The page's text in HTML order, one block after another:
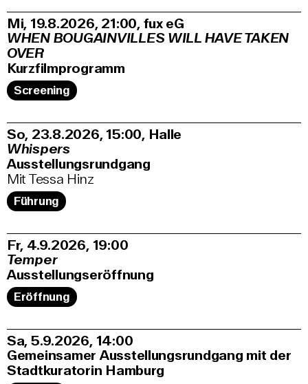
Mi, 19.8.2026 21:00, fux eG
WHEN BOUGAINVILLES WILL HAVE TAKEN
OVER
Kurzfilmprogramm
Screening
So, 23.8.2026 15:00, Halle
Whispers
Ausstellungsrundgang
Mit Tessa Hinz
Führung
Fr, 4.9.2026 19:00
Temper
Ausstellungseröffnung
Eröffnung
Sa, 5.9.2026 14:00
Gemeinsamer Ausstellungsrundgang mit der
Stadtkuratorin Hamburg